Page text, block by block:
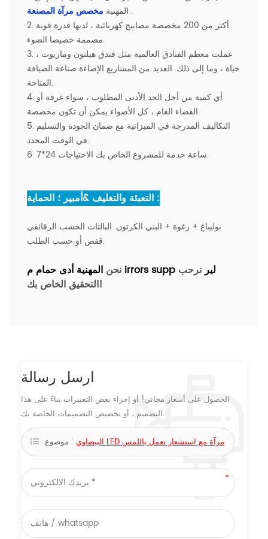
المهنية مخصص مرآة المصنعة
.
2. أكثر من 200 مخصصة مصابيح كهربائية ، لديها قدرة قوية
مصممة خصيصا الضوء.
3. عملت معظم الفنادق العالمية مثل فندق هيلتون وماريوت ،
حياة ، وما إلى ذلك. العديد من المشاريع الإضاءة صناعة الضيافة
المتاحة.
4. أي كمية من أجل الحد الأدنى المطلوب ، سواء غرفة أو
الفضاء العام ، كل الأضواء يمكن أن تكون مخصصة.
5. التكاليف المدرجة في الميزانية مع ضمان الجودة والتسليم
في الوقت المحدد.
6. 7*24 ساعة خدمة للمشروع الخاص بك الاحتياجات.
التعبئة والتغليف &أمبير ؛ الحماية :
بوليباغ + رغوة + البني الكرتون. البالتات الخشب الرقائقي
قفص أو حسب الطلب.
نحن المهنيةأدى حمام م irrorssupp ليرنرحب
التحقيق الخاص بك!
ارسل رسالة
الحصول على أسعار مجاني! أو إجراء بعض التغييرات بناءً على هذا
التصميم ، أو تخصيص التصميمات الخاصة بك.
موضوع : البيضاوي LED مرآة مع استشعار تعمل باللمس